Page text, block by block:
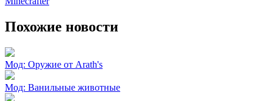
Похожие новости
Мод: Оружие от Arath's
Мод: Ванильные животные